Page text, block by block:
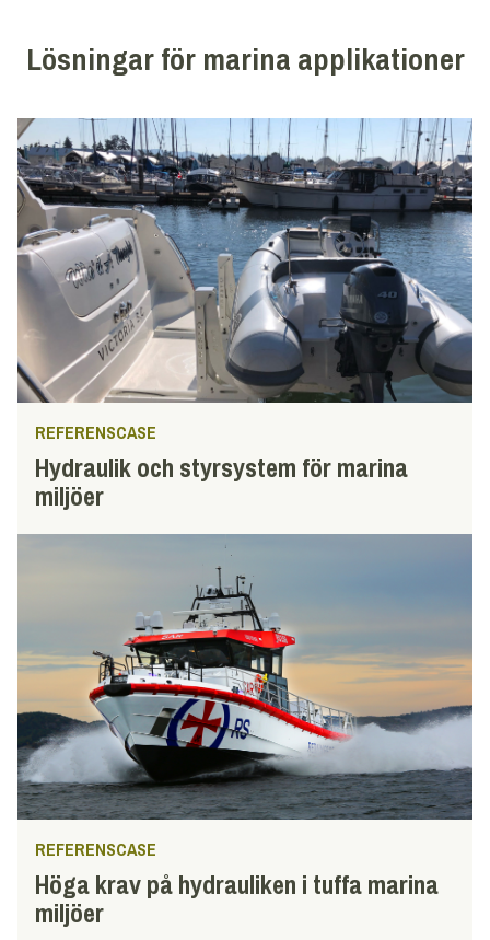
Lösningar för marina applikationer
REFERENSCASE
Hydraulik och styrsystem för marina
miljöer
REFERENSCASE
Höga krav på hydrauliken i tuffa marina
miljöer